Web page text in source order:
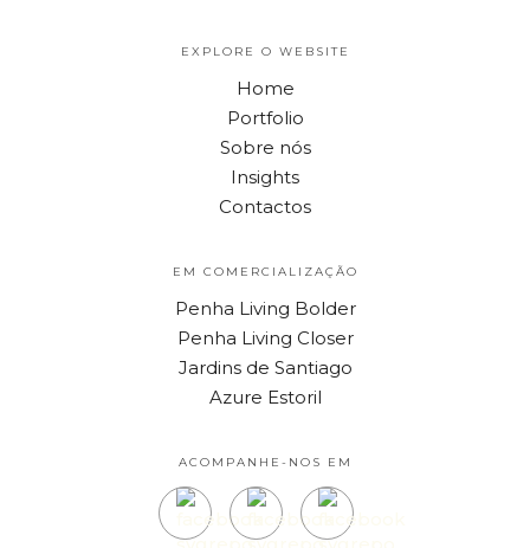
EXPLORE O WEBSITE
Home
Portfolio
Sobre nós
Insights
Contactos
EM COMERCIALIZAÇÃO
Penha Living Bolder
Penha Living Closer
Jardins de Santiago
Azure Estoril
ACOMPANHE-NOS EM